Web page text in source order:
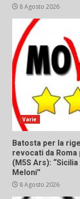
8 Agosto 2026
Varie
Batosta per la
revocati da
(M5S Ars):
Meloni”
8 Agosto 2026